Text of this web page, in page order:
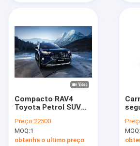
carro elétrico do byd
carro de toyota
Carro Chery
Carro elétrico Lixiang
Compacto RAV4
Toyota Petrol SUV
AWD 5 assentos
Preço:22500
MOQ:1
obtenha o ultimo preço
MOQ: